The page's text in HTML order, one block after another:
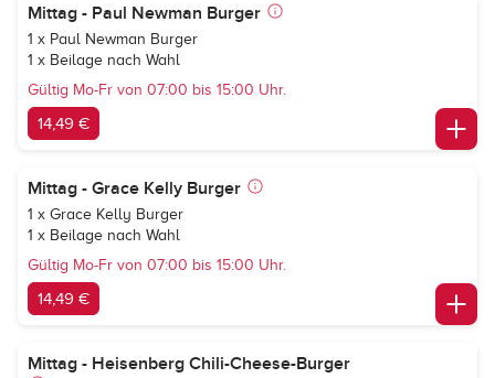
Mittag - Paul Newman Burger
1 x Paul Newman Burger
1 x Beilage nach Wahl
Gültig Mo-Fr von 07:00 bis 15:00 Uhr.
14,49 €
Mittag - Grace Kelly Burger
1 x Grace Kelly Burger
1 x Beilage nach Wahl
Gültig Mo-Fr von 07:00 bis 15:00 Uhr.
14,49 €
Mittag - Heisenberg Chili-Cheese-Burger